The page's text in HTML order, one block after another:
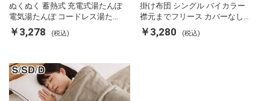
ぬくぬく 蓄熱式 充電式湯たんぽ
電気湯たんぽ コードレス湯たん
ぽ エコ 節電 節約 省エネ 充電式
エコ電気あんか EWT-2143 スリ
￥3,278 (税込)
掛け布団 シングル バイカラー
襟元までフリース カバーなしで
使える 軽い 丸洗い 断熱 保温 抗
菌防臭 洗える 防ダニ 軽量 ホコ
￥3,280 (税込)